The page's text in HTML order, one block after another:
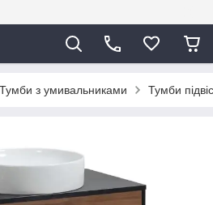
Тумби з умивальниками Тумби